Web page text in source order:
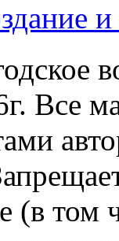
и
Все
(в том